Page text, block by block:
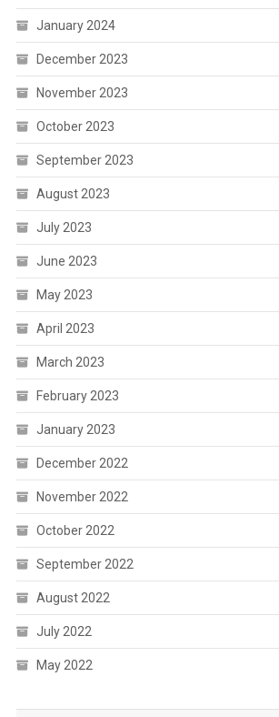
January 2024
December 2023
November 2023
October 2023
September 2023
August 2023
July 2023
June 2023
May 2023
April 2023
March 2023
February 2023
January 2023
December 2022
November 2022
October 2022
September 2022
August 2022
July 2022
May 2022